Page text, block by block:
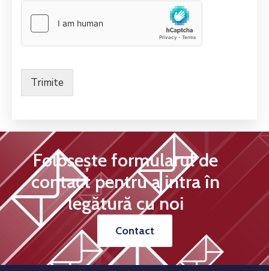
Trimite
Folosește formularul de
contact pentru a intra în
legătură cu noi
Contact